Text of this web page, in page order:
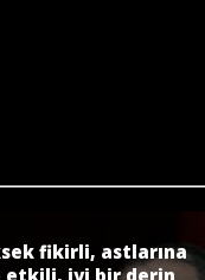
fikirli, astlarına